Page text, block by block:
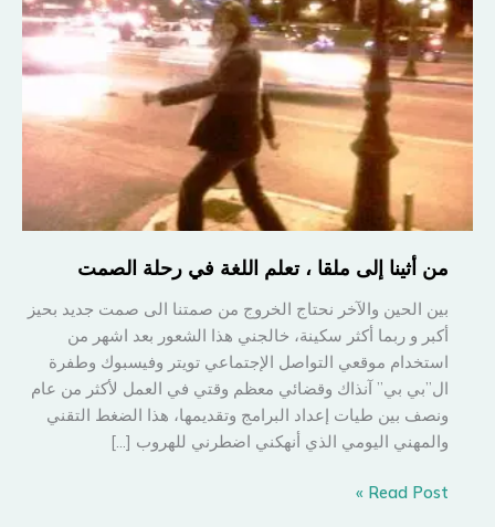
من أثينا إلى ملقا ، تعلم اللغة في رحلة الصمت
بين الحين والآخر نحتاج الخروج من صمتنا الى صمت جديد بحيز
أكبر و ربما أكثر سكينة، خالجني هذا الشعور بعد اشهر من
استخدام موقعي التواصل الإجتماعي تويتر وفيسبوك وطفرة
ال”بي بي” آنذاك وقضائي معظم وقتي في العمل لأكثر من عام
ونصف بين طيات إعداد البرامج وتقديمها، هذا الضغط التقني
والمهني اليومي الذي أنهكني اضطرني للهروب […]
من
Read Post »